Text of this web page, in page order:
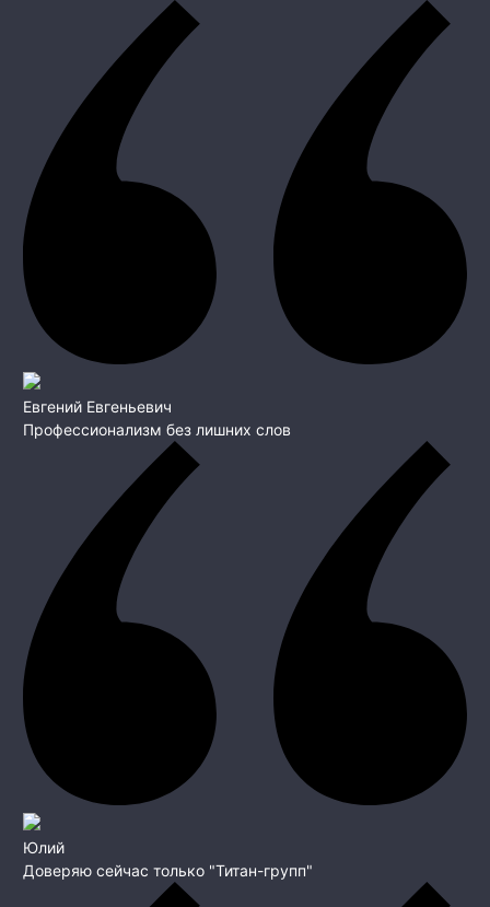
Евгений Евгеньевич
Профессионализм без лишних слов
Юлий
Доверяю сейчас только "Титан-групп"